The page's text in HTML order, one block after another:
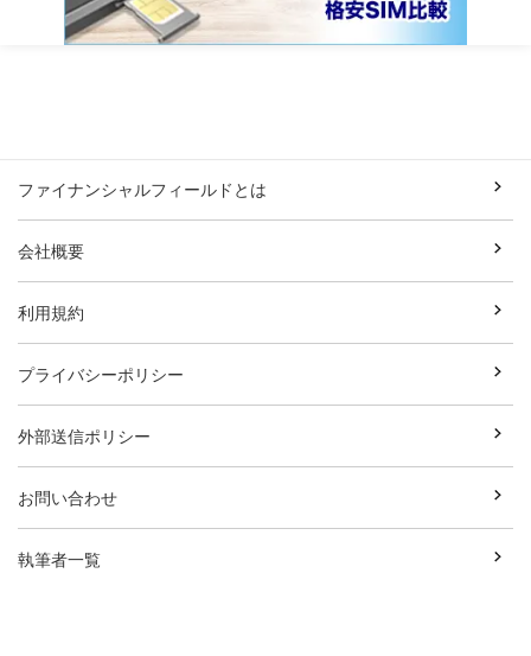
ファイナンシャルフィールドとは
会社概要
利用規約
プライバシーポリシー
外部送信ポリシー
お問い合わせ
執筆者一覧